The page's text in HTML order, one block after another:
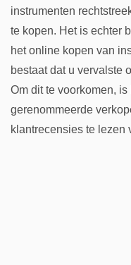
instrumenten
te kopen. Het is echter
het online kopen van
bestaat dat u vervalste
Om dit te voorkomen,
gerenommeerde
klantrecensies te lezen